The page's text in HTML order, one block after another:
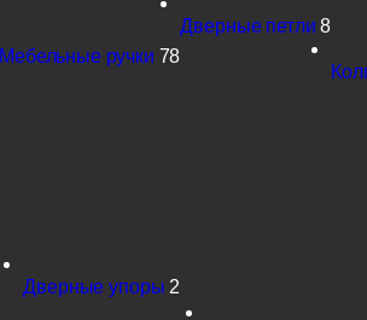
Мебельные ручки 78
Дверные петли 8
Дверные упоры 2